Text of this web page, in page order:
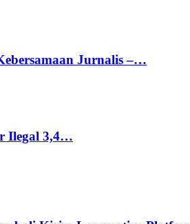
Jurnalis –…
Ilegal 3,4…